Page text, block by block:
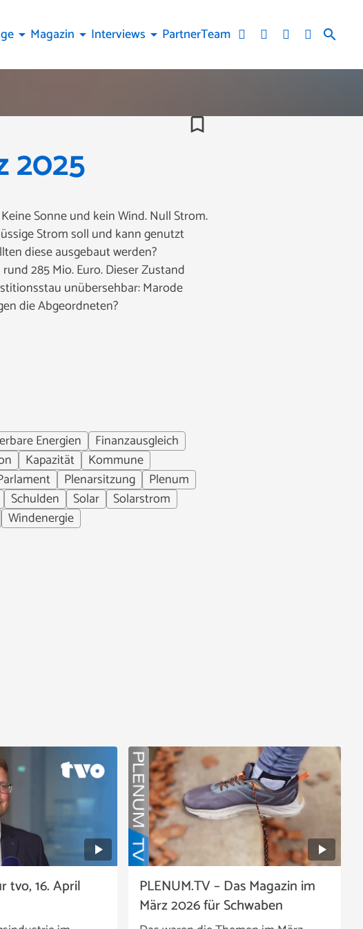
search
arrow_drop_down Magazin arrow_drop_down Interviews arrow_drop_down PartnerTeam
bookmark_border
2025
Sonne und kein Wind. Null Strom.
Strom soll und kann genutzt
diese ausgebaut werden?
285 Mio. Euro. Dieser Zustand
unübersehbar: Marode
die Abgeordneten?
Energien
Finanzausgleich
Kapazität
Kommune
Plenarsitzung
Plenum
Schulden Solar
Solarstrom
Windenergie
tvo, 16. April
PLENUM.TV – Das Magazin im
März 2026 für Schwaben